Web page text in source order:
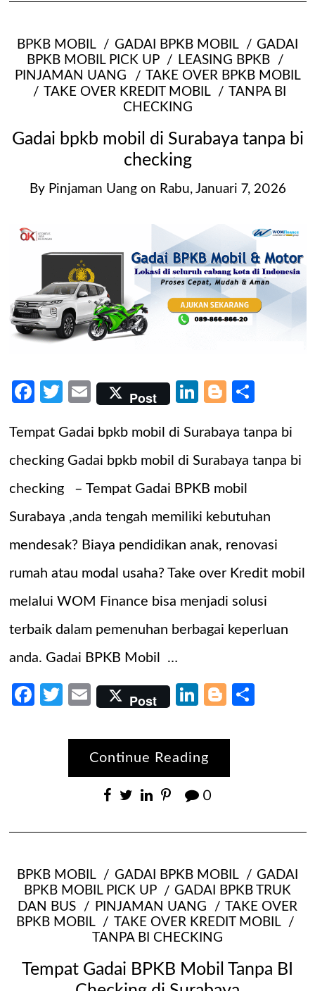
BPKB MOBIL GADAI BPKB MOBIL
GADAI
BPKB MOBIL PICK UP
LEASING BPKB
PINJAMAN UANG
TAKE OVER BPKB MOBIL
TAKE OVER KREDIT MOBIL
TANPA BI
CHECKING
Gadai bpkb mobil di Surabaya tanpa bi
checking
By Pinjaman Uang on Rabu, Januari 7, 2026
Facebook
Twitter
EmailPost LinkedIn
Blogger
Tempat Gadai bpkb mobil di Surabaya tanpa bi
checking Gadai bpkb mobil di Surabaya tanpa bi
checking – Tempat Gadai BPKB mobil
Surabaya ,anda tengah memiliki kebutuhan
mendesak? Biaya pendidikan anak, renovasi
rumah atau modal usaha? Take over Kredit mobil
melalui WOM Finance bisa menjadi solusi
terbaik dalam pemenuhan berbagai keperluan
anda. Gadai BPKB Mobil …
Facebook
Twitter
EmailPost LinkedIn
Blogger
Continue Reading
0
BPKB MOBIL GADAI BPKB MOBIL
GADAI
BPKB MOBIL PICK UP
GADAI BPKB TRUK
DAN BUS
PINJAMAN UANG
TAKE OVER
BPKB MOBIL
TAKE OVER KREDIT MOBIL
TANPA BI CHECKING
Tempat Gadai BPKB Mobil Tanpa BI